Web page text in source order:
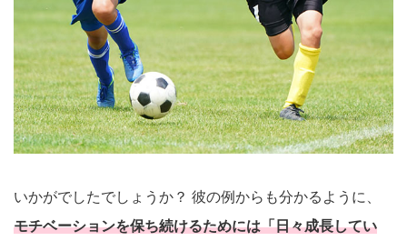
いかがでしたでしょうか？ 彼の例からも分かるように、
モチベーションを保ち続けるためには「日々成長してい